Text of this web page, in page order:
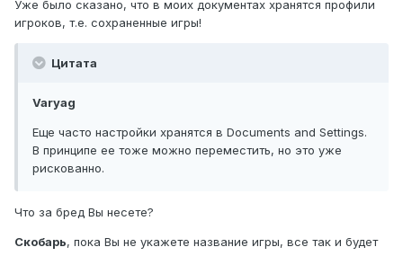
Уже было сказано, что в моих документах хранятся профили
игроков, т.е. сохраненные игры!
Цитата
Varyag
Еще часто настройки хранятся в Documents and Settings.
В принципе ее тоже можно переместить, но это уже
рискованно.
Что за бред Вы несете?
Скобарь, пока Вы не укажете название игры, все так и будет